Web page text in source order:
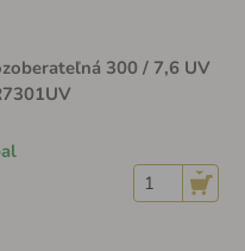
300 / 7,6 UV